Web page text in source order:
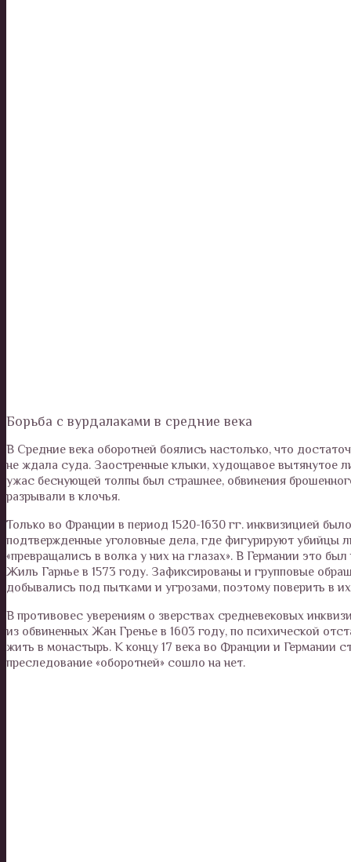
Борьба с вурдалаками в средние века
В Средние века оборотней боялись настолько, что
не ждала суда. Заостренные клыки, худощавое вытянутое
ужас беснующей толпы был страшнее, обвинения
разрывали в клочья.
Только во Франции в период 1520-1630 гг. инквизицией
подтвержденные уголовные дела, где фигурируют убийцы
«превращались в волка у них на глазах». В Германии это
Жиль Гарнье в 1573 году. Зафиксированы и групповые
добывались под пытками и угрозами, поэтому поверить в
В противовес уверениям о зверствах средневековых
из обвиненных Жан Гренье в 1603 году, по психической
жить в монастырь. К концу 17 века во Франции и Германии
преследование «оборотней» сошло на нет.